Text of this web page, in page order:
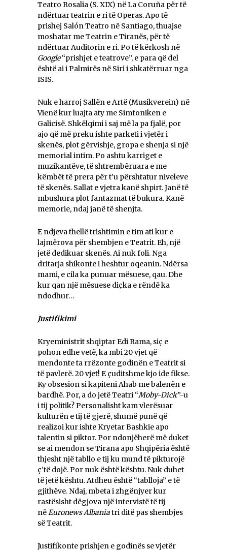
Teatro Rosalia (S. XIX) në La Coruña për të
ndërtuar teatrin e ri të Operas. Apo të
prishej Salón Teatro në Santiago, thuajse
moshatar me Teatrin e Tiranës, për të
ndërtuar Auditorin e ri. Po të kërkosh në
Google“prishjet e teatrove”, e para që del
është ai i Palmirës në Siri i shkatërruar nga
ISIS.
Nuk e harroj Sallën e Artë (Musikverein) në
Vienë kur luajta aty me Simfoniken e
Galicisë. Shkëlqimi i saj më la pa fjalë, por
ajo që më preku ishte parketi i vjetër i
skenës, plot gërvishje, gropa e shenja si një
memorial intim. Po ashtu karriget e
muzikantëve, të shtrembëruara e me
këmbët të prera për t’u përshtatur niveleve
të skenës. Sallat e vjetra kanë shpirt. Janë të
mbushura plot fantazmat të bukura. Kanë
memorie, ndaj janë të shenjta.
E ndjeva thellë trishtimin e tim ati kur e
lajmërova për shembjen e Teatrit. Eh, një
jetë dedikuar skenës. Ai nuk foli. Nga
dritarja shikonte i heshtur oqeanin. Ndërsa
mami, e cila ka punuar mësuese, qau. Dhe
kur qan një mësuese diçka e rëndë ka
ndodhur…
Justifikimi
Kryeministrit shqiptar Edi Rama, siç e
pohon edhe vetë, ka mbi 20 vjet që
mendonte ta rrëzonte godinën e Teatrit si
të pavlerë. 20 vjet! E çuditshme kjo ide fikse.
Ky obsesion si kapiteni Ahab me balenën e
bardhë. Por, a do jetë Teatri “Moby-Dick”-u
i tij politik? Personalisht kam vlerësuar
kulturën e tij të gjerë, shumë punë që
realizoi kur ishte Kryetar Bashkie apo
talentin si piktor. Por ndonjëherë më duket
se ai mendon se Tirana apo Shqipëria është
thjesht një tabllo e tij ku mund të pikturojë
ç’të dojë. Por nuk është kështu. Nuk duhet
të jetë kështu. Atdheu është “tablloja” e të
gjithëve. Ndaj, mbeta i zhgënjyer kur
rastësisht dëgjova një intervistë të tij
në Euronews Albaniatri ditë pas shembjes
së Teatrit.
Justifikonte prishjen e godinës se vjetër